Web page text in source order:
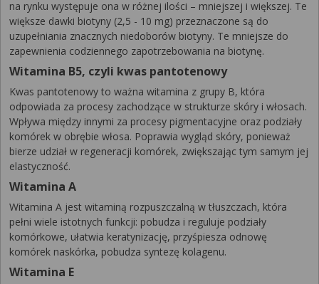
na rynku występuje ona w różnej ilości – mniejszej i większej. Te
większe dawki biotyny (2,5 - 10 mg) przeznaczone są do
uzupełniania znacznych niedoborów biotyny. Te mniejsze do
zapewnienia codziennego zapotrzebowania na biotynę.
Witamina B5, czyli kwas pantotenowy
Kwas pantotenowy to ważna witamina z grupy B, która
odpowiada za procesy zachodzące w strukturze skóry i włosach.
Wpływa między innymi za procesy pigmentacyjne oraz podziały
komórek w obrębie włosa. Poprawia wygląd skóry, ponieważ
bierze udział w regeneracji komórek, zwiększając tym samym jej
elastyczność.
Witamina A
Witamina A jest witaminą rozpuszczalną w tłuszczach, która
pełni wiele istotnych funkcji: pobudza i reguluje podziały
komórkowe, ułatwia keratynizację, przyśpiesza odnowę
komórek naskórka, pobudza syntezę kolagenu.
Witamina E